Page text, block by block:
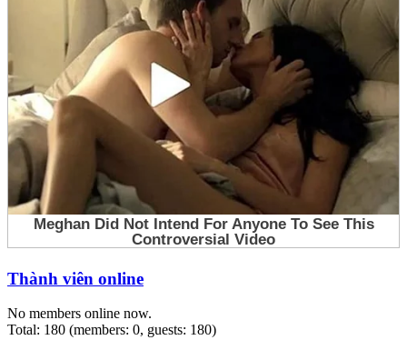
Thành viên online
No members online now.
Total: 180 (members: 0, guests: 180)